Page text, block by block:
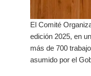
El Comité
edición 2025, en
más de 700
asumido por el